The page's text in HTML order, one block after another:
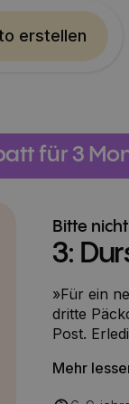
erstellen
für 3
Bitte
3:
»Für ein
dritte
Post.
Stadt.
Mehr